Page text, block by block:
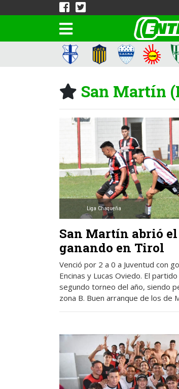
San Martín
Liga Chaqueña
San Martín abrió
ganando en Tirol
Venció por 2 a 0 a Juventud con
Encinas y Lucas Oviedo. El
segundo torneo del año, siendo
zona B. Buen arranque de los de